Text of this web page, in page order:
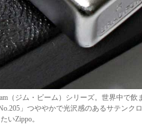
（ジム・ビーム）シリーズ。世界中で
」つややかで光沢感のあるサテンク
いZippo。